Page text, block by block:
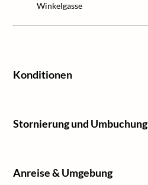
Winkelgasse
Konditionen
Stornierung und Umbuchung
Anreise & Umgebung